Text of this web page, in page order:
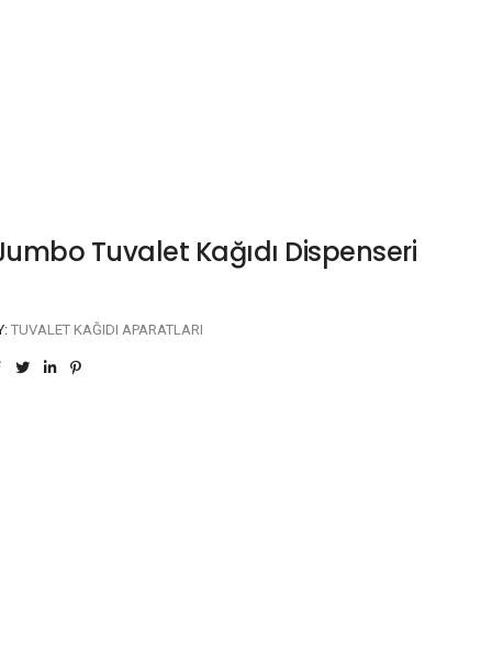
Tuvalet Kağıdı Dispenseri
TUVALET KAĞIDI APARATLARI